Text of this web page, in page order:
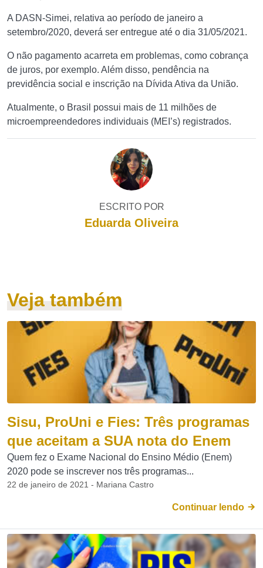
A DASN-Simei, relativa ao período de janeiro a
setembro/2020, deverá ser entregue até o dia 31/05/2021.
O não pagamento acarreta em problemas, como cobrança
de juros, por exemplo. Além disso, pendência na
previdência social e inscrição na Dívida Ativa da União.
Atualmente, o Brasil possui mais de 11 milhões de
microempreendedores individuais (MEI’s) registrados.
ESCRITO POR
Eduarda Oliveira
Veja também
Sisu, ProUni e Fies: Três programas
que aceitam a SUA nota do Enem
Quem fez o Exame Nacional do Ensino Médio (Enem)
2020 pode se inscrever nos três programas...
22 de janeiro de 2021 - Mariana Castro
Continuar lendo